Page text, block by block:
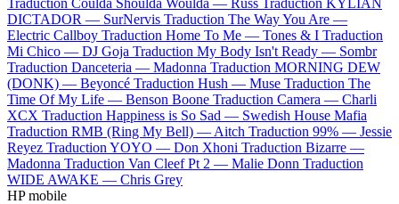
DICTADOR — SurNervis Traduction The Way You Are —
Electric Callboy Traduction Home To Me — Tones & I Traduction
Mi Chico — DJ Goja Traduction My Body Isn't Ready — Sombr
Traduction Danceteria — Madonna Traduction MORNING DEW
(DONK) — Beyoncé Traduction Hush — Muse Traduction The
Time Of My Life — Benson Boone Traduction Camera — Charli
XCX Traduction Happiness is So Sad — Swedish House Mafia
Traduction RMB (Ring My Bell) — Aitch Traduction 99% — Jessie
Reyez Traduction YOYO — Don Xhoni Traduction Bizarre —
Madonna Traduction Van Cleef Pt 2 — Malie Donn Traduction
WIDE AWAKE — Chris Grey
HP mobile